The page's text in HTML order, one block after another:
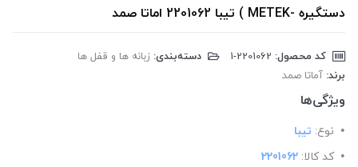
دستگیره -METEK ) تیبا 2201062 اماتا صمد
کد محصول: دسته‌بندی: زبانه ها و قفل ها
برند: آماتا صمد
ویژگی‌ها
نوع: تیبا
کد کالا: 2201062